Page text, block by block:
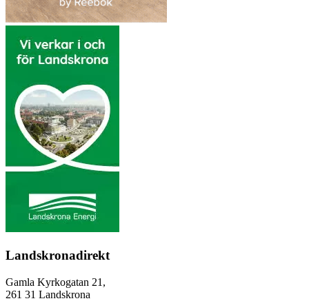
Landskronadirekt
Gamla Kyrkogatan 21,
261 31 Landskrona